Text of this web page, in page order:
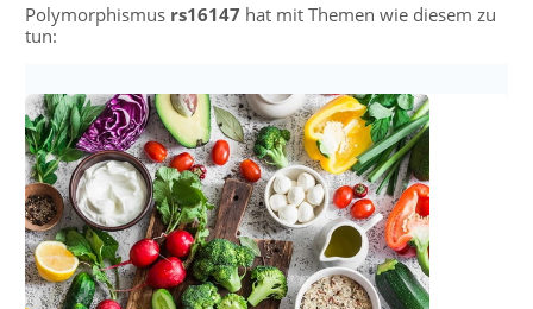
Polymorphismus rs16147 hat mit Themen wie diesem zu
tun: